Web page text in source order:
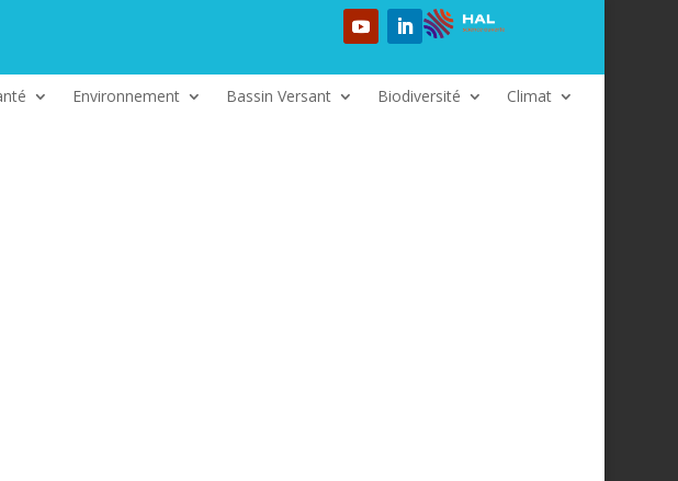
Environnement Bassin Versant Biodiversité Climat